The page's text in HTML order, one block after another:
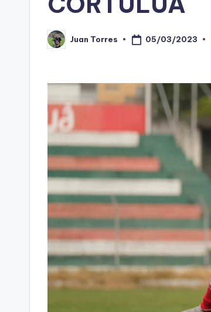
Publicado
por
Juan Torres 05/03/2023